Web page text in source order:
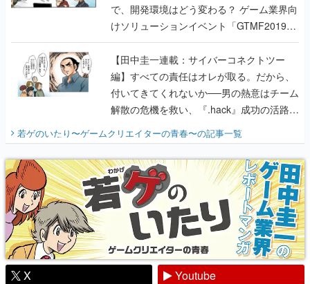
で、開発環境はどう変わる？ ゲーム業界向
けソリューションイベント「GTMF2019」
に行って、より理解を深めよう【PR】
【田中圭一連載：サイバーコネクトツー
編】すべての責任はオレが取る。だから、
付いてきてくれないか──男の熱意はチーム
解散の危機を救い、『.hack』成功の活路を
『少年ジャンプ』色だった【若ゲのいた
り】
若ゲのいたり〜ゲームクリエイターの青春〜の記事一覧
X
Youtube